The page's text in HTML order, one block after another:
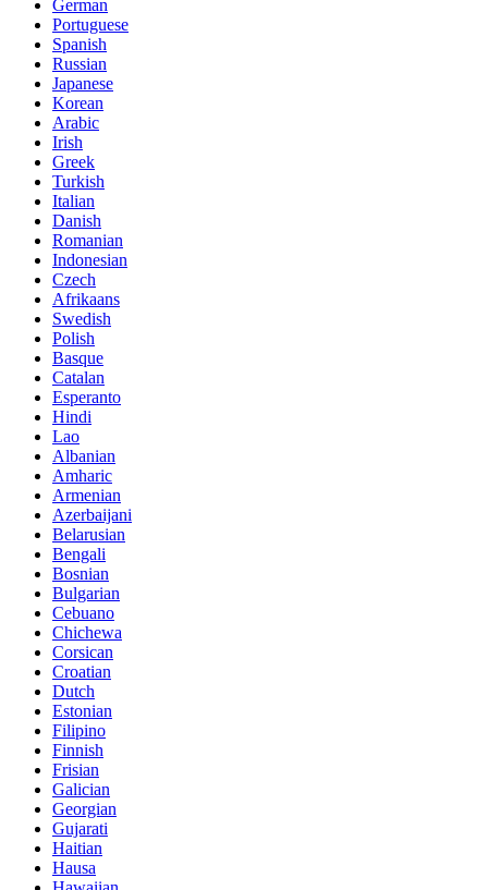
German
Portuguese
Spanish
Russian
Japanese
Korean
Arabic
Irish
Greek
Turkish
Italian
Danish
Romanian
Indonesian
Czech
Afrikaans
Swedish
Polish
Basque
Catalan
Esperanto
Hindi
Lao
Albanian
Amharic
Armenian
Azerbaijani
Belarusian
Bengali
Bosnian
Bulgarian
Cebuano
Chichewa
Corsican
Croatian
Dutch
Estonian
Filipino
Finnish
Frisian
Galician
Georgian
Gujarati
Haitian
Hausa